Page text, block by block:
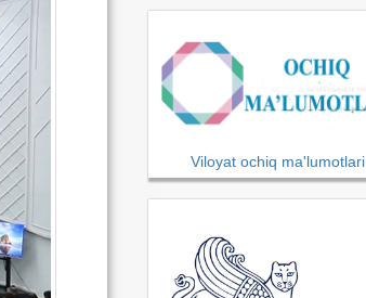
Viloyat ochiq ma'lumotlari